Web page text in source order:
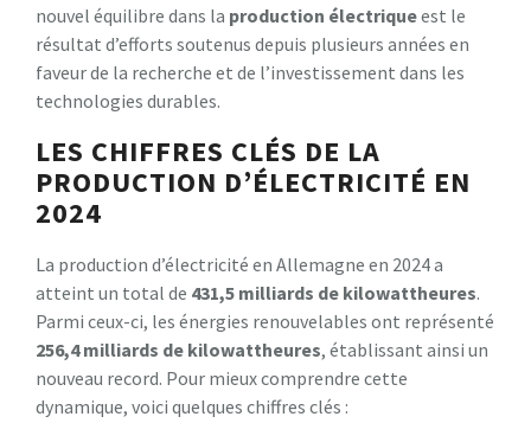
nouvel équilibre dans la production électriqueest le
résultat d’efforts soutenus depuis plusieurs années en
faveur de la recherche et de l’investissement dans les
technologies durables.
LES CHIFFRES CLÉS DE LA
PRODUCTION D’ÉLECTRICITÉ EN
2024
La production d’électricité en Allemagne en 2024 a
atteint un total de 431,5 milliards de kilowattheures.
Parmi ceux-ci, les énergies renouvelables ont représenté
256,4 milliards de kilowattheures, établissant ainsi un
nouveau record. Pour mieux comprendre cette
dynamique, voici quelques chiffres clés :